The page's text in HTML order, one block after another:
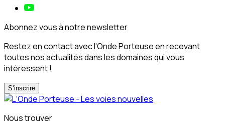
Abonnez vous à notre newsletter
Restez en contact avec l'Onde Porteuse en recevant
toutes nos actualités dans les domaines qui vous
intéressent !
S‘inscrire
Nous trouver